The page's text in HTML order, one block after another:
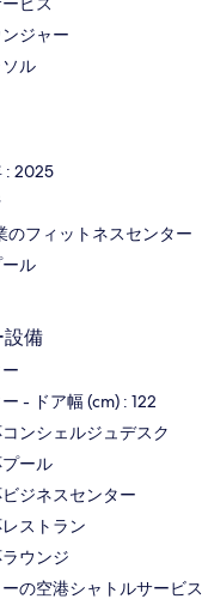
ジャー
ル
: 2025
のフィットネスセンター
ル
設備
- ドア幅 (cm) : 122
ンシェルジュデスク
ール
ジネスセンター
ストラン
ウンジ
の空港シャトルサービス